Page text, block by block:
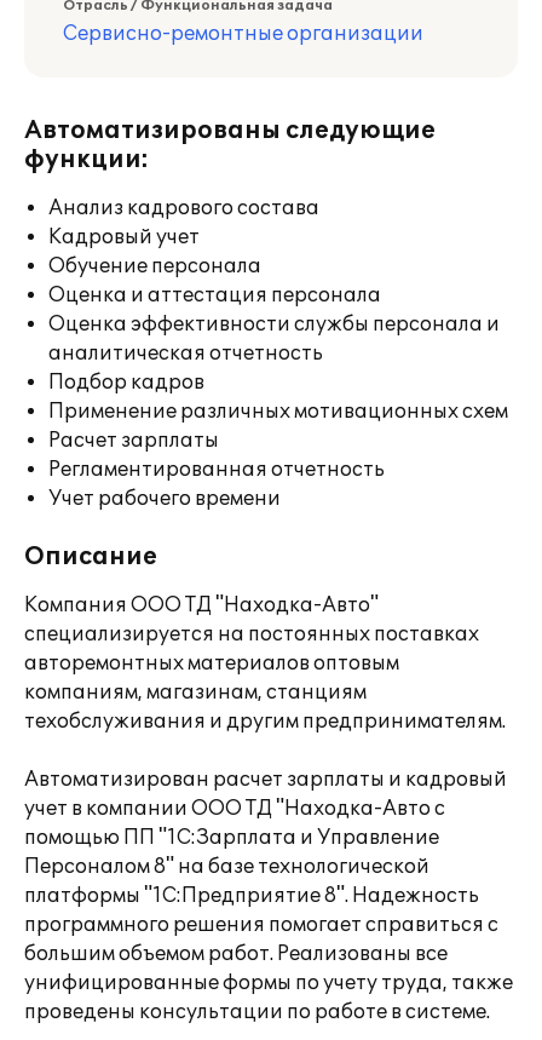
Отрасль / Функциональная задача
Сервисно-ремонтные организации
Автоматизированы следующие
функции:
Анализ кадрового состава
Кадровый учет
Обучение персонала
Оценка и аттестация персонала
Оценка эффективности службы персонала и
аналитическая отчетность
Подбор кадров
Применение различных мотивационных схем
Расчет зарплаты
Регламентированная отчетность
Учет рабочего времени
Описание
Компания ООО ТД "Находка-Авто"
специализируется на постоянных поставках
авторемонтных материалов оптовым
компаниям, магазинам, станциям
техобслуживания и другим предпринимателям.
Автоматизирован расчет зарплаты и кадровый
учет в компании ООО ТД "Находка-Авто с
помощью ПП "1С:Зарплата и Управление
Персоналом 8" на базе технологической
платформы "1С:Предприятие 8". Надежность
программного решения помогает справиться с
большим объемом работ. Реализованы все
унифицированные формы по учету труда, также
проведены консультации по работе в системе.